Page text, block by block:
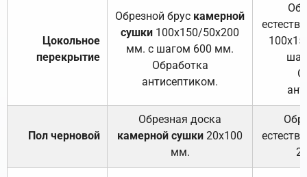
Цокольное
перекрытие
Обрезной брус камерной
сушки 100х150/50х200
мм. с шагом 600 мм.
Обработка
антисептиком.
Пол черновой
Обрезная доска
камерной сушки 20х100
мм.